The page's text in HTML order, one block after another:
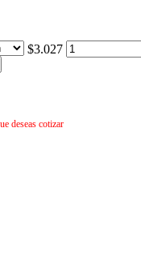
$3.027
deseas cotizar